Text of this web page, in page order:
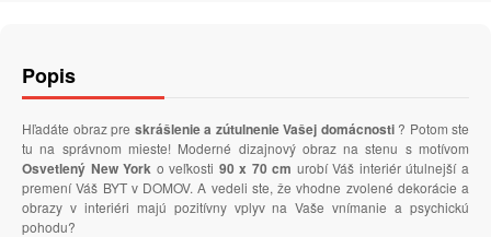
Popis
Hľadáte obraz pre skrášlenie a zútulnenie Vašej domácnosti ? Potom ste
tu na správnom mieste! Moderné dizajnový obraz na stenu s motívom
Osvetlený New York o veľkosti 90 x 70 cm urobí Váš interiér útulnejší a
premení Váš BYT v DOMOV. A vedeli ste, že vhodne zvolené dekorácie a
obrazy v interiéri majú pozitívny vplyv na Vaše vnímanie a psychickú
pohodu?